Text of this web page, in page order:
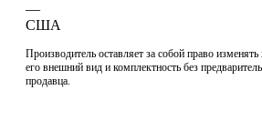
—
США
Производитель оставляет за собой право изменять
его внешний вид и комплектность без
продавца.